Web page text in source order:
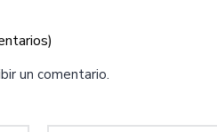
un comentario.